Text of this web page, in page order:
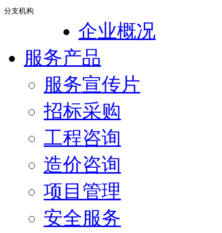
分支机构
企业概况
服务产品
服务宣传片
招标采购
工程咨询
造价咨询
项目管理
安全服务